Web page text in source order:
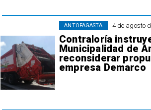
4 de agosto
Contraloría
Municipalidad de
reconsiderar
empresa Demarco
ANTOFAGASTA